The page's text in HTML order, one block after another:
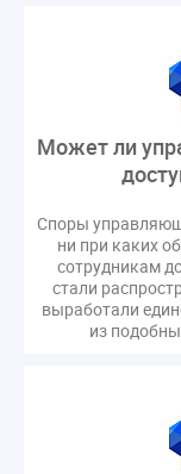
изменения в
индикаторы риска
коммунальные
микрогенерация
неосновательное
непредвиденные
общедомовое
общедомовой
Может ли
Споры
ни при каких
сотрудникам
стали
выработали
из